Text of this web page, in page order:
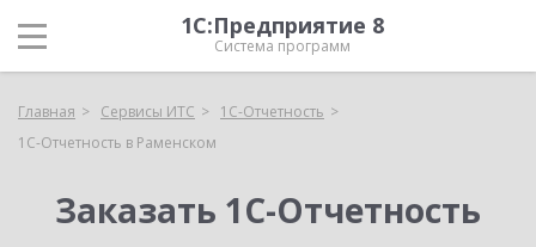
1С:Предприятие 8
Система программ
Главная Сервисы ИТС
1С-Отчетность
1С-Отчетность в Раменском
Заказать 1С-Отчетность